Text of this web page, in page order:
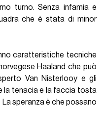
turno. Senza infamia e
che è stata di minor
caratteristiche tecniche
Haaland che può
Van Nisterlooy e gli
la tenacia e la faccia tosta
speranza è che possano